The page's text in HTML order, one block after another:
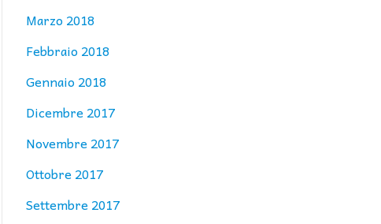
Marzo 2018
Febbraio 2018
Gennaio 2018
Dicembre 2017
Novembre 2017
Ottobre 2017
Settembre 2017